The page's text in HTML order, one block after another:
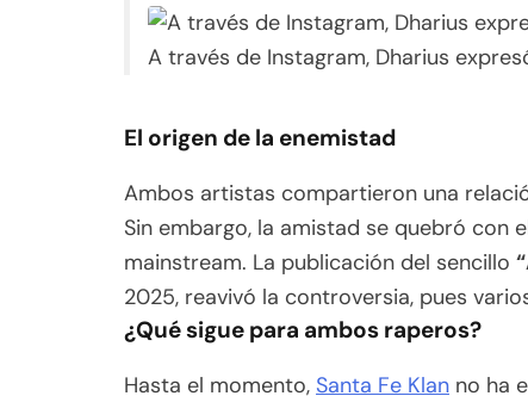
A través de Instagram, Dharius
El origen de la enemistad
Ambos artistas compartieron una
Sin embargo, la amistad se quebró con
mainstream. La publicación del sencillo
2025, reavivó la controversia, pues
¿Qué sigue para ambos raperos?
Hasta el momento, Santa Fe Klan no ha